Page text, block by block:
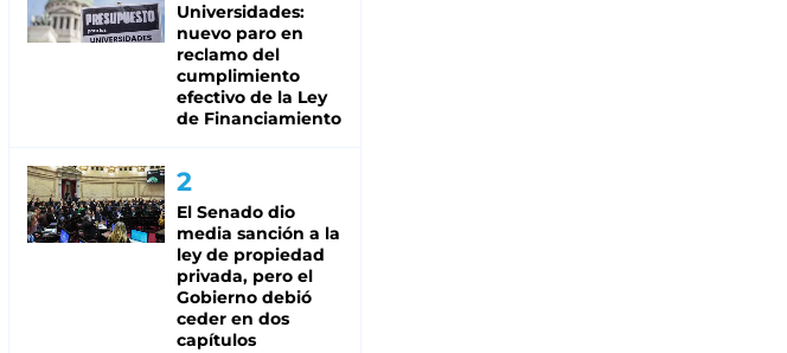
Universidades:
nuevo paro en
reclamo del
cumplimiento
efectivo de la Ley
de Financiamiento
El Senado dio
media sanción a la
ley de propiedad
privada, pero el
Gobierno debió
ceder en dos
capítulos